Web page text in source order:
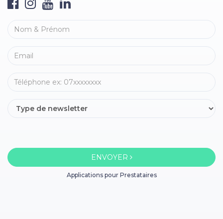
ENVOYER
Applications pour Prestataires